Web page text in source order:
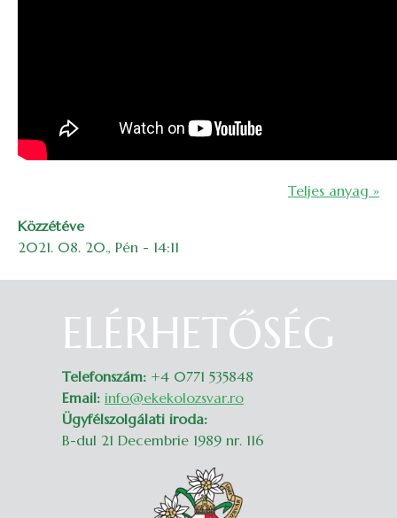
Teljes anyag »
Közzétéve
2021. 08. 20., Pén - 14:11
ELÉRHETŐSÉG
Telefonszám: +4 0771 535848
Email: info@ekekolozsvar.ro
Ügyfélszolgálati iroda:
B-dul 21 Decembrie 1989 nr. 116